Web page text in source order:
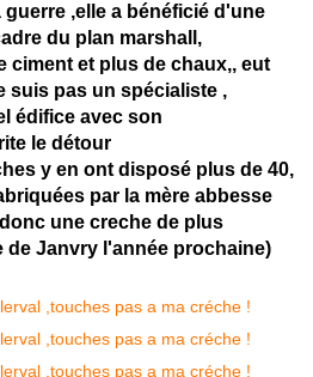
,elle a bénéficié d'une
du plan marshall,
ciment et plus de chaux,, eut
suis pas un spécialiste ,
édifice avec son
le détour
y en ont disposé plus de 40,
par la mère abbesse
une creche de plus
de Janvry l'année prochaine)